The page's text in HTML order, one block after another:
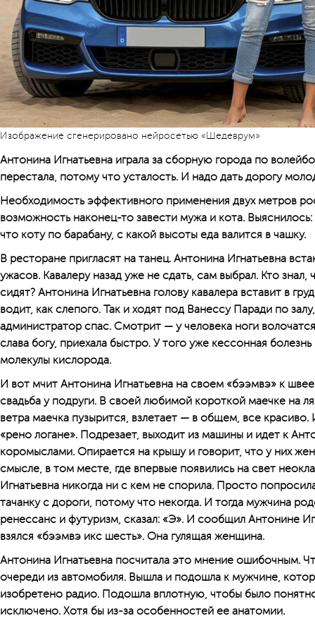
Изображение сгенерировано нейросетью «Шедеврум»
Антонина Игнатьевна играла за сборную города по
перестала, потому что усталость. И надо дать дорогу
Необходимость эффективного применения двух метров
возможность наконец-то завести мужа и кота.
что коту по барабану, с какой высоты еда валится в чашку.
В ресторане пригласят на танец. Антонина Игнать­евна
ужасов. Кавалеру назад уже не сдать, сам выбрал. Кто
сидят? Антонина Игнатьевна голову кавалера вставит в
водит, как слепого. Так и ходят под Ванессу Паради по
администратор спас. Смотрит — у человека ноги
слава богу, приехала быстро. У того уже кессонная болезнь
молекулы кислорода.
И вот мчит Антонина Игнатьевна на своем «бээмвэ» к
свадьба у подруги. В своей любимой короткой маечке на
ветра маечка пузырится, взлетает — в общем, все
«рено логане». Подрезает, выходит из машины и идет к
коромыслами. Опирается на крышу и говорит, что у них
смысле, в том месте, где впервые появились на свет
Игнатьевна никогда ни с кем не спорила. Просто
тачанку с дороги, потому что некогда. И тогда мужчина
ренессанс и футуризм, сказал: «Э». И сообщил Антонине
взялся «бээмвэ икс шесть». Она гулящая женщина.
Антонина Игнатьевна посчитала это мнение ошибочным.
очереди из автомобиля. Вышла и подошла к мужчине,
изобретено радио. Подошла вплотную, чтобы было
исключено. Хотя бы из-за особенностей ее анатомии.